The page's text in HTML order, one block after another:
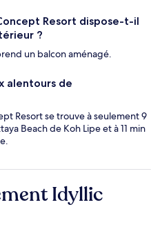
Resort dispose-t-il
?
un balcon aménagé.
alentours de
Resort se trouve à seulement 9
Beach de Koh Lipe et à 11 min
Idyllic